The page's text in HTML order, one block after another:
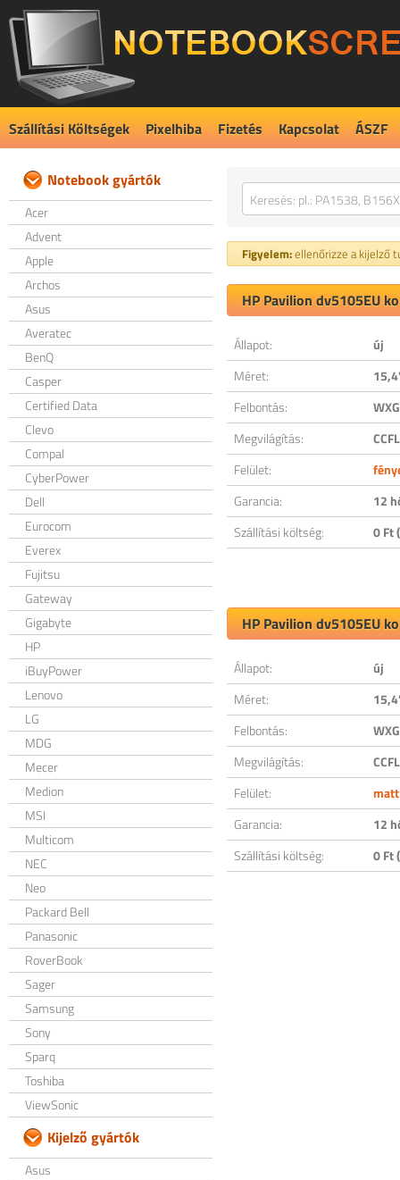
Szállítási Költségek Pixelhiba Fizetés Kapcsolat ÁSZF
Notebook gyártók
Acer
Advent
Apple
Archos
Asus
Averatec
BenQ
Casper
Certified Data
Clevo
Compal
CyberPower
Dell
Eurocom
Everex
Fujitsu
Gateway
Gigabyte
HP
iBuyPower
Lenovo
LG
MDG
Mecer
Medion
MSI
Multicom
NEC
Neo
Packard Bell
Panasonic
RoverBook
Sager
Samsung
Sony
Sparq
Toshiba
ViewSonic
Kijelző gyártók
Asus
Figyelem:ellenőrizze a kijelző
HP Pavilion dv5105EU
Állapot:
új
Méret:
Felbontás:
Megvilágítás:
CCFL
Felület:
Garancia:
12
Szállítási költség:
0 Ft
HP Pavilion dv5105EU
Állapot:
új
Méret:
Felbontás:
Megvilágítás:
CCFL
Felület:
matt
Garancia:
12
Szállítási költség:
0 Ft